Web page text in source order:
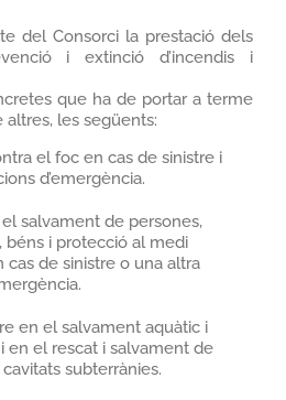
del Consorci la prestació dels
i extinció d’incendis i
que ha de portar a terme
altres, les següents:
el foc en cas de sinistre i
d’emergència.
el salvament de persones,
béns i protecció al medi
cas de sinistre o una altra
en el salvament aquàtic i
en el rescat i salvament de
subterrànies.